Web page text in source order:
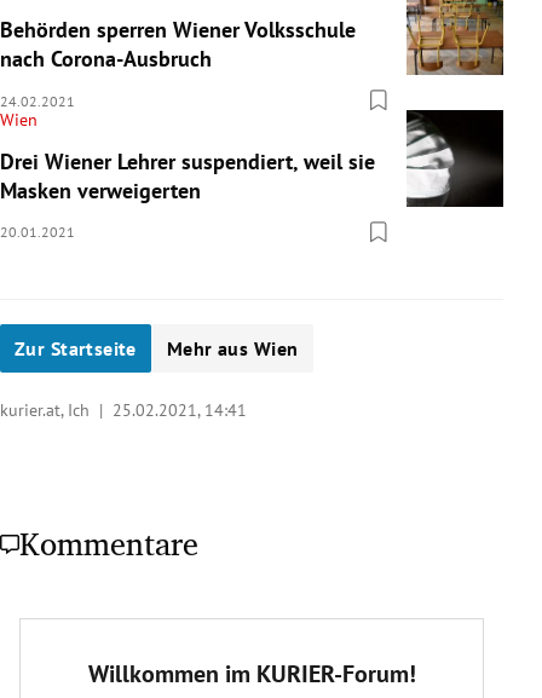
Behörden sperren Wiener Volksschule
nach Corona-Ausbruch
24.02.2021
Wien
Drei Wiener Lehrer suspendiert, weil sie
Masken verweigerten
20.01.2021
Zur Startseite Mehr aus Wien
kurier.at, Ich | 25.02.2021, 14:41
Kommentare